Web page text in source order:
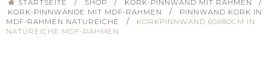
STARTSEITE SHOP KORK-PINNWAND MIT RAHMEN
KORK-PINNWÄNDE MIT MDF-RAHMEN /
PINNWAND KORK IN
MDF-RAHMEN NATUREICHE
/
KORKPINNWAND 60X80CM IN
NATUREICHE MDF-RAHMEN